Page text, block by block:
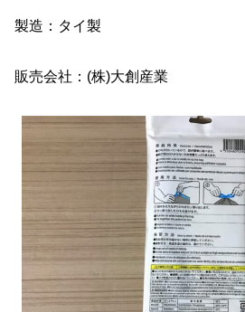
製造：タイ製
販売会社：(株)大創産業